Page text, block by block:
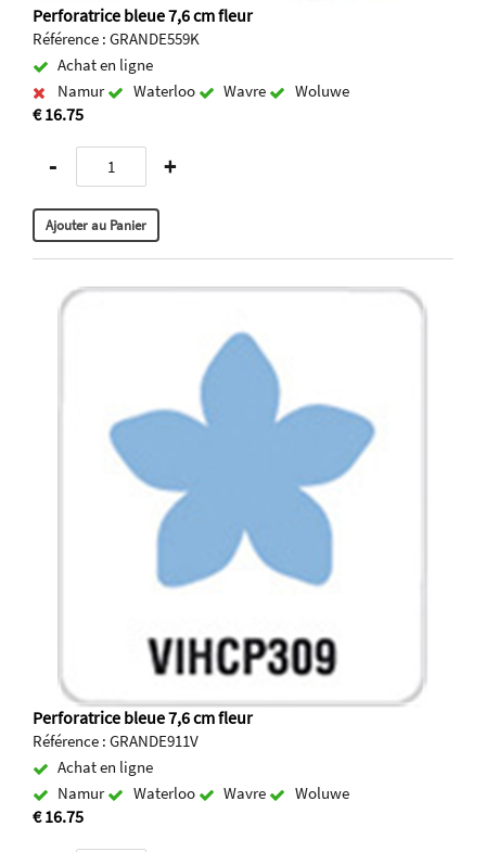
Perforatrice bleue 7,6 cm fleur
Référence : GRANDE559K
Achat en ligne
Namur
Waterloo Wavre Woluwe
€ 16.75
- +
Perforatrice bleue 7,6 cm fleur
Référence : GRANDE911V
Achat en ligne
Namur
Waterloo Wavre Woluwe
€ 16.75